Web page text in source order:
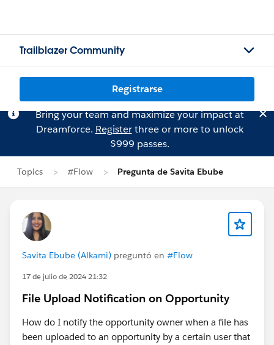
Trailblazer Community
Registrarse
Bring your team and maximize your impact at
Dreamforce. Registerthree or more to unlock
$999 passes.
Topics #Flow Pregunta de Savita Ebube
Savita Ebube (Alkami) preguntó en #Flow
17 de julio de 2024 21:32
File Upload Notification on Opportunity
How do I notify the opportunity owner when a file has
been uploaded to an opportunity by a certain user that